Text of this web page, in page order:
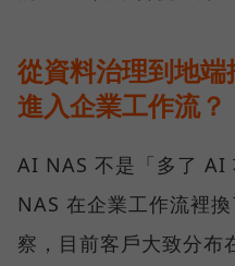
從資料治理到地
進入企業工作流？
AI NAS 不是「多了 AI
NAS 在企業工作流裡
察，目前客戶大致分布